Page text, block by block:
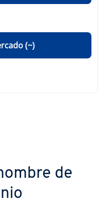
(~)
de